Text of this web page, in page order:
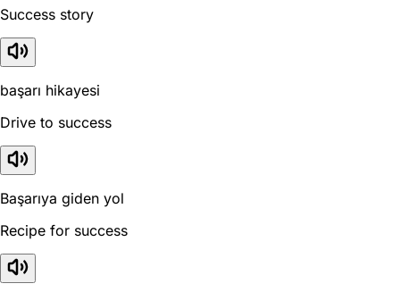
Success story
başarı hikayesi
Drive to success
Başarıya giden yol
Recipe for success